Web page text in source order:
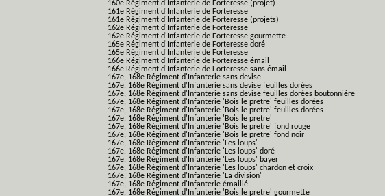
160e Régiment d'Infanterie de Forteresse (projet)
161e Régiment d'Infanterie de Forteresse
161e Régiment d'Infanterie de Forteresse (projets)
162e Régiment d'Infanterie de Forteresse
162e Régiment d'Infanterie de Forteresse gourmette
165e Régiment d'Infanterie de Forteresse doré
165e Régiment d'Infanterie de Forteresse
166e Régiment d'Infanterie de Forteresse émail
166e Régiment d'Infanterie de Forteresse sans émail
167e, 168e Régiment d'Infanterie sans devise
167e, 168e Régiment d'Infanterie sans devise feuilles dorées
167e, 168e Régiment d'Infanterie sans devise feuilles dorées boutonnière
167e, 168e Régiment d'Infanterie 'Bois le pretre' feuilles dorées
167e, 168e Régiment d'Infanterie 'Bois le pretre' feuilles dorées
167e, 168e Régiment d'Infanterie 'Bois le pretre'
167e, 168e Régiment d'Infanterie 'Bois le pretre' fond rouge
167e, 168e Régiment d'Infanterie 'Bois le pretre' fond noir
167e, 168e Régiment d'Infanterie 'Les loups'
167e, 168e Régiment d'Infanterie 'Les loups' doré
167e, 168e Régiment d'Infanterie 'Les loups' bayer
167e, 168e Régiment d'Infanterie 'Les loups' chardon et croix
167e, 168e Régiment d'Infanterie 'La division'
167e, 168e Régiment d'Infanterie émaillé
167e, 168e Régiment d'Infanterie 'Bois le pretre' gourmette